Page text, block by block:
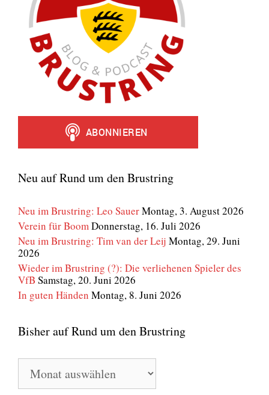
Neu auf Rund um den Brustring
Neu im Brustring: Leo SauerMontag, 3. August 2026
Verein für BoomDonnerstag, 16. Juli 2026
Neu im Brustring: Tim van der Leij Montag, 29. Juni
2026
Wieder im Brustring (?): Die verliehenen Spieler des
VfB Samstag, 20. Juni 2026
In guten Händen Montag, 8. Juni 2026
Bisher auf Rund um den Brustring
Bisher
auf
Rund